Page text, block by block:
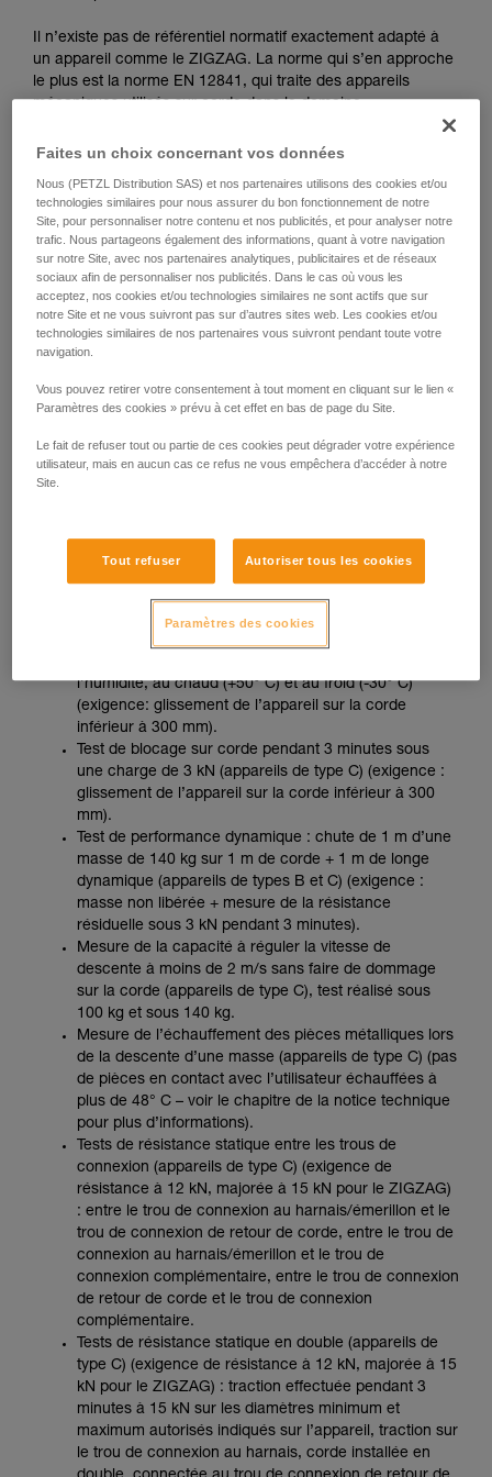
Il n’existe pas de référentiel normatif exactement adapté à
un appareil comme le ZIGZAG. La norme qui s’en approche
le plus est la norme EN 12841, qui traite des appareils
mécaniques utilisés sur corde dans le domaine
réglage de corde: type A pour les appareils de contre-
descendeurs.
Les fonctions du ZIGZAG correspondent simultanément aux
types B (bloqueurs) et C (descendeurs), encadrés par la
norme EN 12841. L’organisme certificateur a donc retenu
les tests les plus pertinents de cette norme pour valider le
ZIGZAG.
Tests de fonctionnement et résistance
extraits de la norme EN 12841 : 2006
réalisés lors de la certification du ZIGZAG
Tous les tests sont réalisés en configuration en double pour
l’usage préconisé par la notice technique, sur deux cordes
différentes aux diamètres minimum et maximum autorisés
indiqués sur l’appareil (corde EN 1891 type A, diamètres
11,5 mm et 13 mm).
l’humidité, au chaud (+50° C) et au froid (-30° C)
(exigence: glissement de l’appareil sur la corde
inférieur à 300 mm).
Test de blocage sur corde pendant 3 minutes sous
une charge de 3 kN (appareils de type C) (exigence :
glissement de l’appareil sur la corde inférieur à 300
mm).
Test de performance dynamique : chute de 1 m d’une
masse de 140 kg sur 1 m de corde + 1 m de longe
dynamique (appareils de types B et C) (exigence :
masse non libérée + mesure de la résistance
résiduelle sous 3 kN pendant 3 minutes).
Mesure de la capacité à réguler la vitesse de
descente à moins de 2 m/s sans faire de dommage
sur la corde (appareils de type C), test réalisé sous
100 kg et sous 140 kg.
Mesure de l’échauffement des pièces métalliques lors
de la descente d’une masse (appareils de type C) (pas
de pièces en contact avec l’utilisateur échauffées à
plus de 48° C – voir le chapitre de la notice technique
pour plus d’informations).
Tests de résistance statique entre les trous de
connexion (appareils de type C) (exigence de
résistance à 12 kN, majorée à 15 kN pour le ZIGZAG)
: entre le trou de connexion au harnais/émerillon et le
trou de connexion de retour de corde, entre le trou de
connexion au harnais/émerillon et le trou de
connexion complémentaire, entre le trou de connexion
de retour de corde et le trou de connexion
complémentaire.
Tests de résistance statique en double (appareils de
type C) (exigence de résistance à 12 kN, majorée à 15
kN pour le ZIGZAG) : traction effectuée pendant 3
minutes à 15 kN sur les diamètres minimum et
maximum autorisés indiqués sur l’appareil, traction sur
le trou de connexion au harnais, corde installée en
Faites un choix concernant vos données
Nous (PETZL Distribution SAS) et nos partenaires utilisons des cookies et/ou
technologies similaires pour nous assurer du bon fonctionnement de notre
Site, pour personnaliser notre contenu et nos publicités, et pour analyser notre
trafic. Nous partageons également des informations, quant à votre navigation
sur notre Site, avec nos partenaires analytiques, publicitaires et de réseaux
sociaux afin de personnaliser nos publicités. Dans le cas où vous les
acceptez, nos cookies et/ou technologies similaires ne sont actifs que sur
notre Site et ne vous suivront pas sur d’autres sites web. Les cookies et/ou
technologies similaires de nos partenaires vous suivront pendant toute votre
navigation.
Vous pouvez retirer votre consentement à tout moment en cliquant sur le lien «
Paramètres des cookies » prévu à cet effet en bas de page du Site.
Le fait de refuser tout ou partie de ces cookies peut dégrader votre expérience
utilisateur, mais en aucun cas ce refus ne vous empêchera d’accéder à notre
Site.
Tout refuser Autoriser tous les cookies
Paramètres des cookies